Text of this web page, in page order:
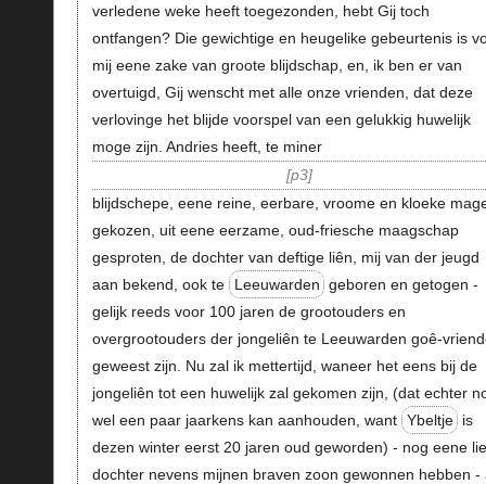
verledene weke heeft toegezonden, hebt Gij toch
ontfangen? Die gewichtige en heugelike gebeurtenis is
mij eene zake van groote blijdschap, en, ik ben er van
overtuigd, Gij wenscht met alle onze vrienden, dat deze
verlovinge het blijde voorspel van een gelukkig huwelijk
moge zijn. Andries heeft, te miner
p3
blijdschepe, eene reine, eerbare, vroome en kloeke
gekozen, uit eene eerzame, oud-friesche maagschap
gesproten, de dochter van deftige liên, mij van der jeugd
aan bekend, ook te
Leeuwarden geboren en getogen -
gelijk reeds voor 100 jaren de grootouders en
overgrootouders der jongeliên te Leeuwarden goê-
geweest zijn. Nu zal ik mettertijd, waneer het eens bij de
jongeliên tot een huwelijk zal gekomen zijn, (dat echter
wel een paar jaarkens kan aanhouden, want Ybeltje is
dezen winter eerst 20 jaren oud geworden) - nog eene
dochter nevens mijnen braven zoon gewonnen hebben -